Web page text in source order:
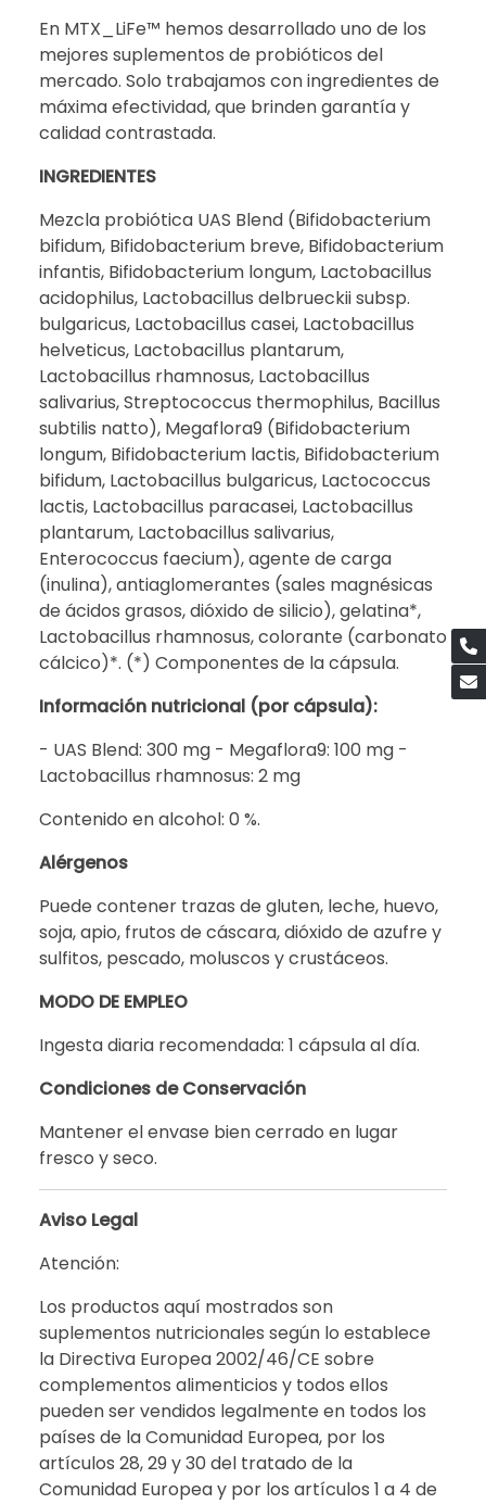
En MTX_LiFe™ hemos desarrollado uno de los
mejores suplementos de probióticos del
mercado. Solo trabajamos con ingredientes de
máxima efectividad, que brinden garantía y
calidad contrastada.
INGREDIENTES
Mezcla probiótica UAS Blend (Bifidobacterium
bifidum, Bifidobacterium breve, Bifidobacterium
infantis, Bifidobacterium longum, Lactobacillus
acidophilus, Lactobacillus delbrueckii subsp.
bulgaricus, Lactobacillus casei, Lactobacillus
helveticus, Lactobacillus plantarum,
Lactobacillus rhamnosus, Lactobacillus
salivarius, Streptococcus thermophilus, Bacillus
subtilis natto), Megaflora9 (Bifidobacterium
longum, Bifidobacterium lactis, Bifidobacterium
bifidum, Lactobacillus bulgaricus, Lactococcus
lactis, Lactobacillus paracasei, Lactobacillus
plantarum, Lactobacillus salivarius,
Enterococcus faecium), agente de carga
(inulina), antiaglomerantes (sales magnésicas
de ácidos grasos, dióxido de silicio), gelatina*,
Lactobacillus rhamnosus, colorante (carbonato
cálcico)*. (*) Componentes de la cápsula.
Información nutricional (por cápsula):
- UAS Blend: 300 mg - Megaflora9: 100 mg -
Lactobacillus rhamnosus: 2 mg
Contenido en alcohol: 0 %.
Alérgenos
Puede contener trazas de gluten, leche, huevo,
soja, apio, frutos de cáscara, dióxido de azufre y
sulfitos, pescado, moluscos y crustáceos.
MODO DE EMPLEO
Ingesta diaria recomendada: 1 cápsula al día.
Condiciones de Conservación
Mantener el envase bien cerrado en lugar
fresco y seco.
Aviso Legal
Atención:
Los productos aquí mostrados son
suplementos nutricionales según lo establece
la Directiva Europea 2002/46/CE sobre
complementos alimenticios y todos ellos
pueden ser vendidos legalmente en todos los
países de la Comunidad Europea, por los
artículos 28, 29 y 30 del tratado de la
Comunidad Europea y por los artículos 1 a 4 de